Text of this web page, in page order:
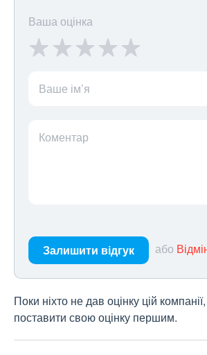
Ваша оцінка
Ваше ім’я
Коментар
Залишити відгук або
Поки ніхто не дав оцінку цій
поставити свою оцінку першим.